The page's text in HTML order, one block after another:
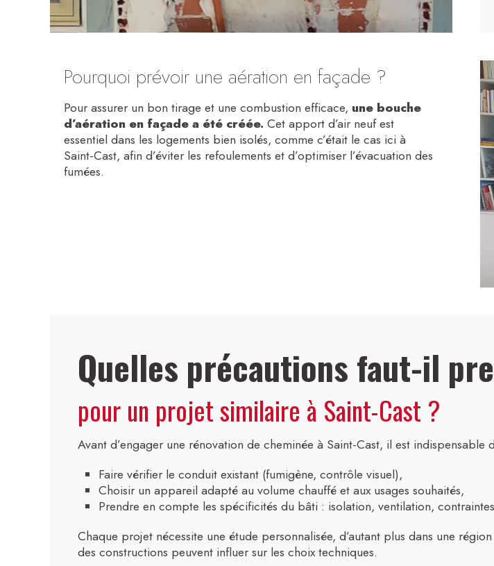
Pourquoi prévoir une aération en façade ?
Pour assurer un bon tirage et une combustion efficace, une bouche
d’aération en façade a été créée. Cet apport d’air neuf est
essentiel dans les logements bien isolés, comme c’était le cas ici à
Saint-Cast, afin d’éviter les refoulements et d’optimiser l’évacuation des
fumées.
Quelles précautions faut-il
pour un projet similaire à Saint-Cast ?
Avant d’engager une rénovation de cheminée à Saint-Cast, il est indispensable
Faire vérifier le conduit existant (fumigène, contrôle visuel),
Choisir un appareil adapté au volume chauffé et aux usages souhaités,
Prendre en compte les spécificités du bâti : isolation, ventilation,
Chaque projet nécessite une étude personnalisée, d’autant plus dans une
des constructions peuvent influer sur les choix techniques.